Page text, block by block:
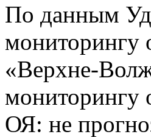
По данным
«Верхне-
мониторингу
ОЯ: не